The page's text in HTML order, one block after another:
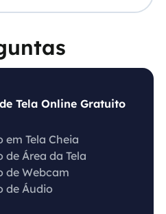
Tela Online Gratuito
em Tela Cheia
de Área da Tela
de Webcam
de Áudio